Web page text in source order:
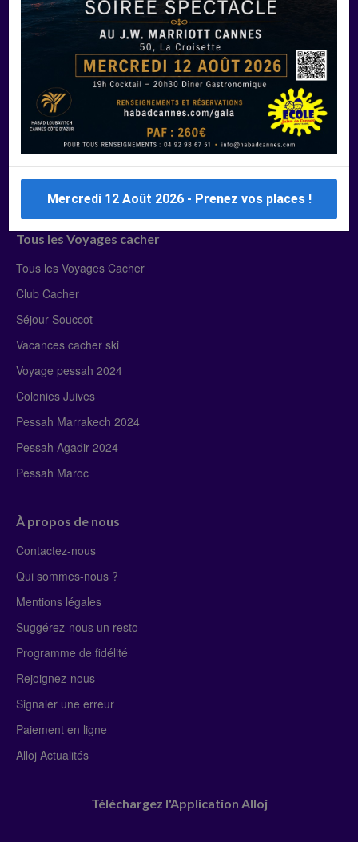
Manger Cacher
Liste des restaurants cacher
Restaurants cacher à Paris
Restaurants cacher à Deauville
Restaurants cacher à Lyon
Restaurants cacher à Marseille
Restaurants cacher Dubaï
Tous les Voyages cacher
Tous les Voyages Cacher
Club Cacher
Séjour Souccot
Vacances cacher ski
Voyage pessah 2024
Colonies Juives
Pessah Marrakech 2024
Pessah Agadir 2024
Pessah Maroc
À propos de nous
Contactez-nous
Qui sommes-nous ?
Mentions légales
Suggérez-nous un resto
Programme de fidélité
Rejoignez-nous
Signaler une erreur
Paiement en ligne
Alloj Actualités
Téléchargez l'Application Alloj
Mercredi 12 Août 2026 - Prenez vos places !